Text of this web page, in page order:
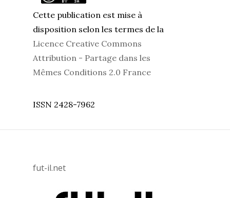
Cette publication est mise à
disposition selon les termes de la
Licence Creative Commons
Attribution - Partage dans les
Mêmes Conditions 2.0 France
ISSN 2428-7962
fut-il.net